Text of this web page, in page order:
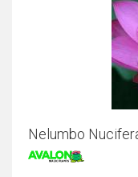
Nelumbo